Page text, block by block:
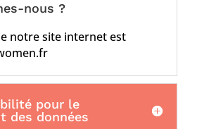
nous ?
notre site internet est
pour le
des données